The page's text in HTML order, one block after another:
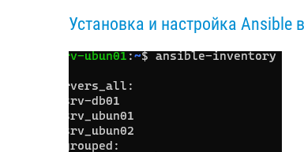
Установка и настройка Ansible